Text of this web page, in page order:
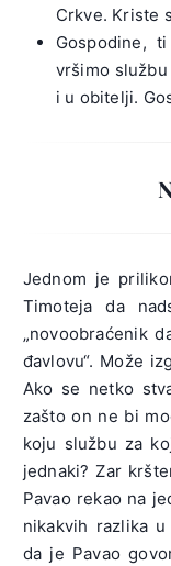
Crkve. Kriste
Gospodine,
vršimo
i u obitelji.
Jednom je
Timoteja da
„novoobraćenik
đavlovu“. Može
Ako se netko
zašto on ne bi
koju službu za
jednaki? Zar
Pavao rekao na
nikakvih razlika
da je Pavao